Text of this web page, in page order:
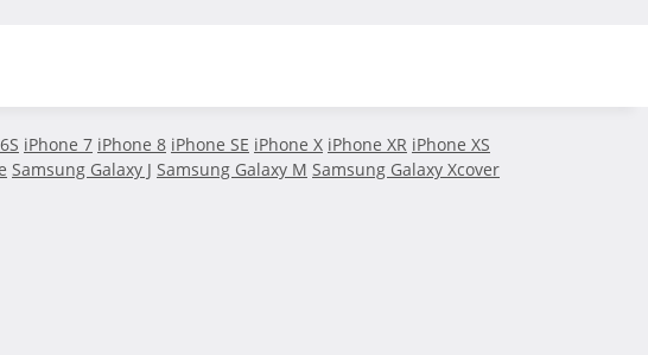
iPhone 7 iPhone 8 iPhone SE iPhone X iPhone XR iPhone XS
Samsung Galaxy J Samsung Galaxy M Samsung Galaxy Xcover